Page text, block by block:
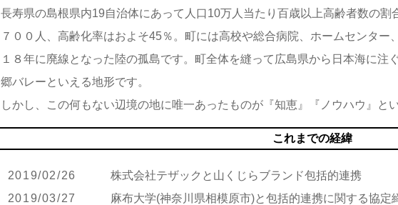
長寿県の島根県内19自治体にあって人口10万人当たり百歳以上高齢者数の割
７００人、高齢化率はおよそ45％。町には高校や総合病院、ホームセンター
１８年に廃線となった陸の孤島です。町全体を縫って広島県から日本海に注
郷バレーといえる地形です。
しかし、この何もない辺境の地に唯一あったものが『知恵』『ノウハウ』と
これまでの経緯
2019/02/26
株式会社テザックと山くじらブランド包括的連携
2019/03/27
麻布大学(神奈川県相模原市)と包括的連携に関する協定